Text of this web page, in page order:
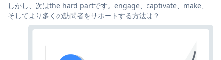
しかし、次はthe hard partです。engage、captivate、make、
そしてより多くの訪問者をサポートする方法は？